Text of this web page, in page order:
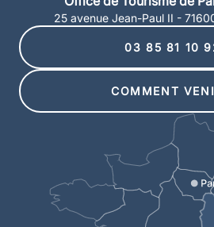
25 avenue Jean-Paul II -
03 85 81 10
COMMENT